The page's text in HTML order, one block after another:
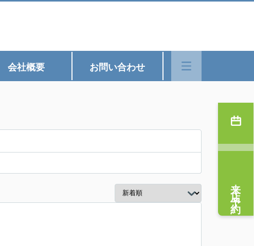
会社概要 お問い合わせ
来店予約